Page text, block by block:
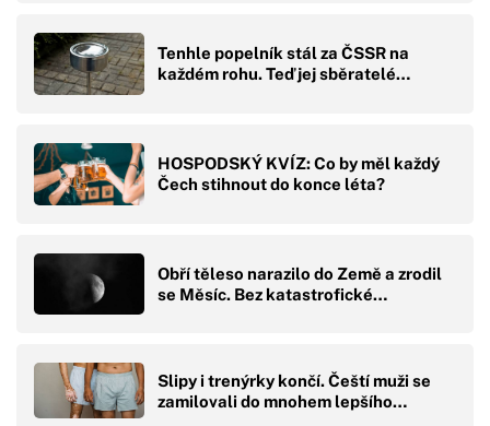
Tenhle popelník stál za ČSSR na
každém rohu. Teď jej sběratelé…
HOSPODSKÝ KVÍZ: Co by měl každý
Čech stihnout do konce léta?
Obří těleso narazilo do Země a zrodil
se Měsíc. Bez katastrofické…
Slipy i trenýrky končí. Čeští muži se
zamilovali do mnohem lepšího…